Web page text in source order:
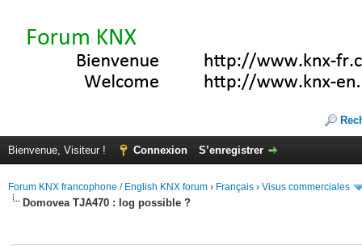
Bienvenue, Visiteur ! Connexion S’enregistrer
Forum KNX francophone / English KNX forum › Français › Visus commerciales
Domovea TJA470 : log possible ?